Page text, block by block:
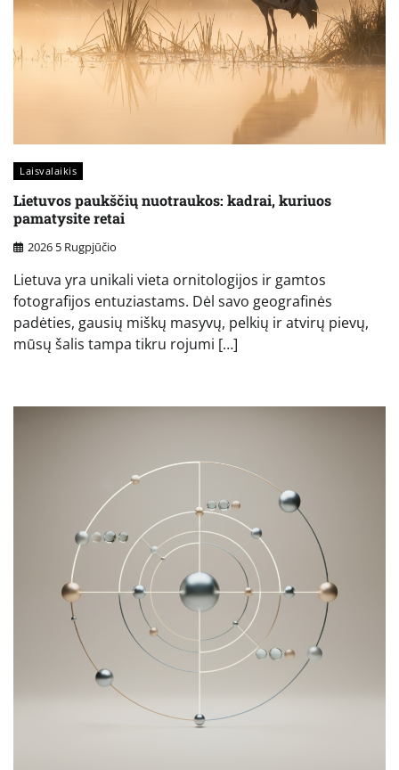
Laisvalaikis
Lietuvos paukščių nuotraukos: kadrai, kuriuos
pamatysite retai
2026 5 Rugpjūčio
Lietuva yra unikali vieta ornitologijos ir gamtos
fotografijos entuziastams. Dėl savo geografinės
padėties, gausių miškų masyvų, pelkių ir atvirų pievų,
mūsų šalis tampa tikru rojumi […]